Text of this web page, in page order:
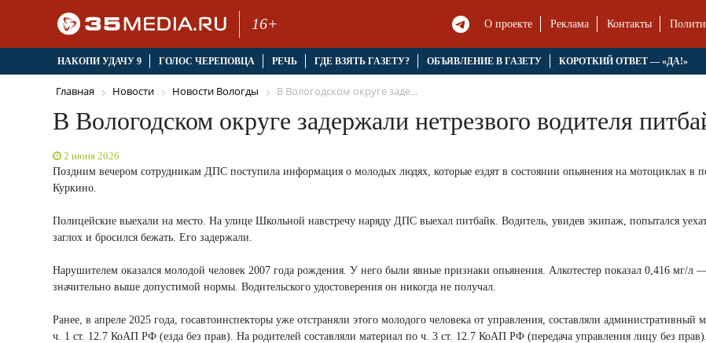
16+ О проекте Реклама Контакты
НАКОПИ УДАЧУ 9 ГОЛОС ЧЕРЕПОВЦА РЕЧЬ ГДЕ ВЗЯТЬ ГАЗЕТУ? ОБЪЯВЛЕНИЕ В ГАЗЕТУ КОРОТКИЙ ОТВЕТ — «ДА!»
Главная Новости Новости Вологды В Вологодском округе заде...
В Вологодском округе задержали нетрезвого водителя
2 июня 2026
Поздним вечером сотрудникам ДПС поступила информация о молодых людях, которые ездят в состоянии опьянения на мотоциклах в
Куркино.
Полицейские выехали на место. На улице Школьной навстречу наряду ДПС выехал питбайк. Водитель, увидев экипаж, попытался
заглох и бросился бежать. Его задержали.
Нарушителем оказался молодой человек 2007 года рождения. У него были явные признаки опьянения. Алкотестер показал 0,416 мг/л
значительно выше допустимой нормы. Водительского удостоверения он никогда не получал.
Ранее, в апреле 2025 года, госавтоинспекторы уже отстраняли этого молодого человека от управления, составляли административный
ч. 1 ст. 12.7 КоАП РФ (езда без прав). На родителей составляли материал по ч. 3 ст. 12.7 КоАП РФ (передача управления лицу без